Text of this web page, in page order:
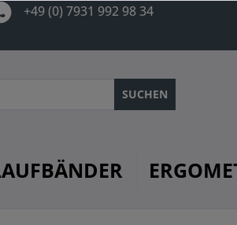
+49 (0) 7931 992 98 34
SUCHEN